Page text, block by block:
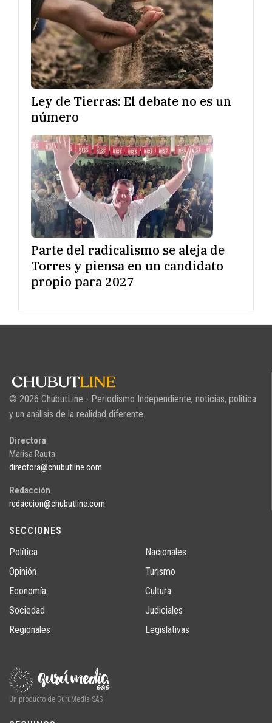
Ley de Tierras: El debate no es un
número
Parte del radicalismo se aleja de
Torres y piensa en un candidato
propio para 2027
© 2026 ChubutLine - Periodismo Independiente, noticias, politica
y un análisis de la realidad diferente.
Directora
Marisa Rauta
directora@chubutline.com
Redacción
redaccion@chubutline.com
SECCIONES
Política
Opinión
Economía
Sociedad
Regionales
Nacionales
Turismo
Cultura
Judiciales
Legislativas
Un producto de GuruMedia SAS